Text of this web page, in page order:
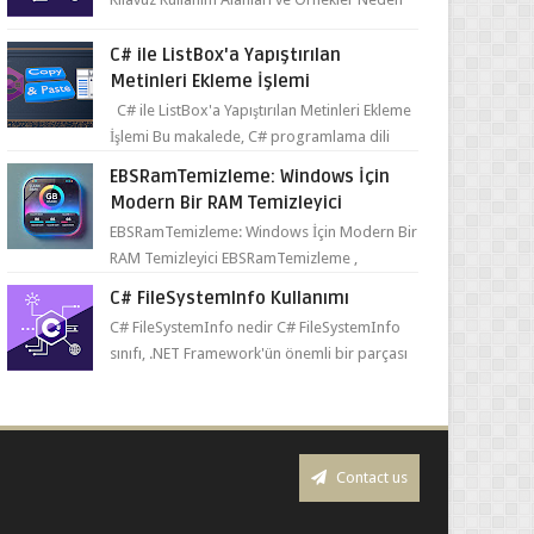
C# ile ListBox'a Yapıştırılan
Metinleri Ekleme İşlemi
C# ile ListBox'a Yapıştırılan Metinleri Ekleme
İşlemi Bu makalede, C# programlama dili
metin...
EBSRamTemizleme: Windows İçin
Modern Bir RAM Temizleyici
EBSRamTemizleme: Windows İçin Modern Bir
RAM Temizleyici EBSRamTemizleme ,
C# FileSystemInfo Kullanımı
C# FileSystemInfo nedir C# FileSystemInfo
sınıfı, .NET Framework'ün önemli bir parçası
Contact us